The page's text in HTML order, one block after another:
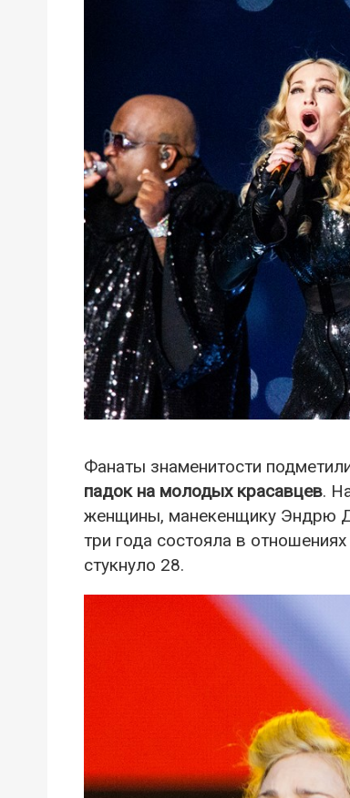
Фанаты знаменитости
падок на молодых красавцев.
женщины, манекенщику Эндрю
три года состояла в
стукнуло 28.